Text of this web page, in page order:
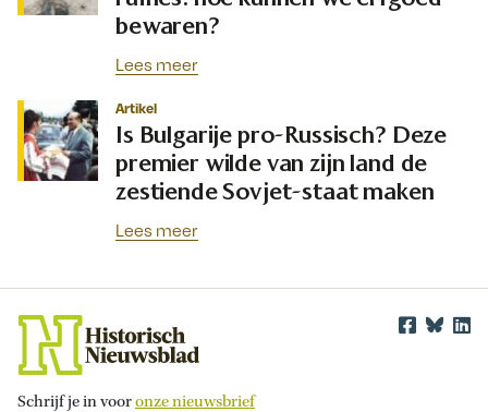
bewaren?
Lees meer
Artikel
Is Bulgarije pro-Russisch? Deze
premier wilde van zijn land de
zestiende Sovjet-staat maken
Lees meer
Schrijf je in vooronze nieuwsbrief